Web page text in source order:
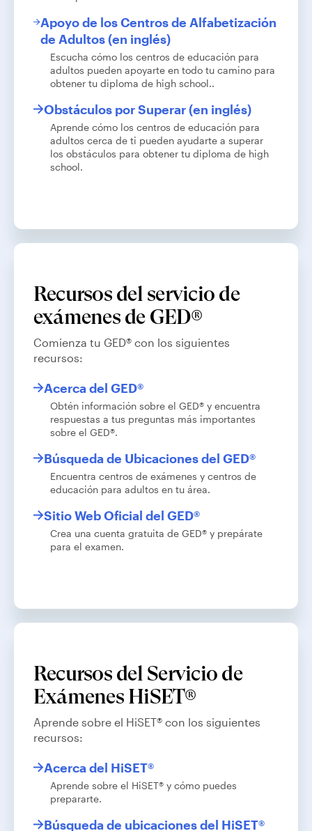
Apoyo de los Centros de Alfabetización
de Adultos (en inglés)
Escucha cómo los centros de educación para
adultos pueden apoyarte en todo tu camino para
obtener tu diploma de high school..
Obstáculos por Superar (en inglés)
Aprende cómo los centros de educación para
adultos cerca de ti pueden ayudarte a superar
los obstáculos para obtener tu diploma de high
school.
Recursos del servicio de
exámenes de GED®
Comienza tu GED® con los siguientes
recursos:
Acerca del GED®
Obtén información sobre el GED® y encuentra
respuestas a tus preguntas más importantes
sobre el GED®.
Búsqueda de Ubicaciones del GED®
Encuentra centros de exámenes y centros de
educación para adultos en tu área.
Sitio Web Oficial del GED®
Crea una cuenta gratuita de GED® y prepárate
para el examen.
Recursos del Servicio de
Exámenes HiSET®
Aprende sobre el HiSET® con los siguientes
recursos:
Acerca del HiSET®
Aprende sobre el HiSET® y cómo puedes
prepararte.
Búsqueda de ubicaciones del HiSET®